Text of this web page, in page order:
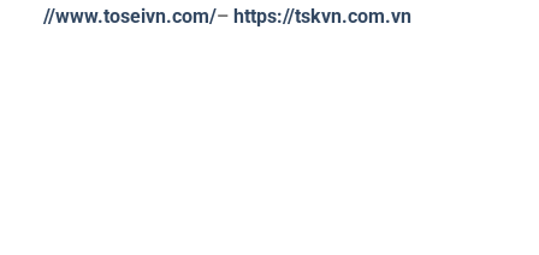
//www.toseivn.com/–https://tskvn.com.vn